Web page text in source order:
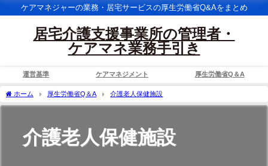
ケアマネジャーの業務・居宅サービスの厚生労働省Q&Aをまとめ
居宅介護支援事業所の管理者・
ケアマネ業務手引き
運営基準 ケアマネジメント 厚生労働省Q＆A
ホーム 厚生労働省Q＆A 介護老人保健施設
介護老人保健施設